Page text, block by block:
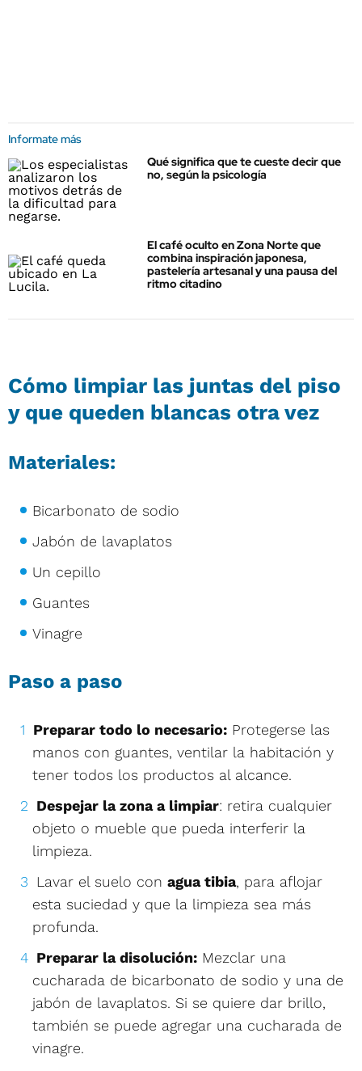
Informate más
Qué significa que te cueste decir que
no, según la psicología
El café oculto en Zona Norte que
combina inspiración japonesa,
pastelería artesanal y una pausa del
ritmo citadino
Cómo limpiar las juntas del piso
y que queden blancas otra vez
Materiales:
Bicarbonato de sodio
Jabón de lavaplatos
Un cepillo
Guantes
Vinagre
Paso a paso
Preparar todo lo necesario: Protegerse las
manos con guantes, ventilar la habitación y
tener todos los productos al alcance.
Despejar la zona a limpiar: retira cualquier
objeto o mueble que pueda interferir la
limpieza.
Lavar el suelo con agua tibia, para aflojar
esta suciedad y que la limpieza sea más
profunda.
Preparar la disolución: Mezclar una
cucharada de bicarbonato de sodio y una de
jabón de lavaplatos. Si se quiere dar brillo,
también se puede agregar una cucharada de
vinagre.